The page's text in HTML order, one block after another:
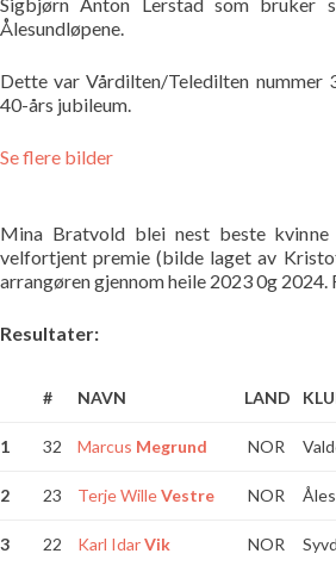
Ålesundløpene.
Dette var Vårdilten/Teledilten nummer
40-års jubileum.
Se flere bilder
Mina Bratvold blei nest beste
velfortjent premie (bilde laget av
arrangøren gjennom heile 2023 0g
Resultater:
# NAVN LAND
1 32 Marcus Megrund NOR
2 23 Terje WilleVestre NOR
3 22 Karl IdarVik NOR